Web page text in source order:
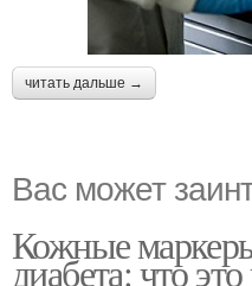
читать дальше →
Вас может
Кожные
диабета: что